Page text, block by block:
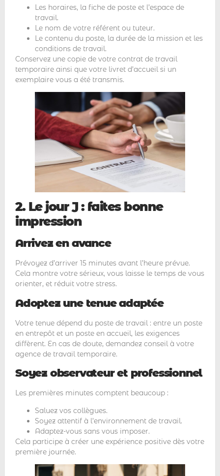
Les horaires, la fiche de poste et l’espace de
travail.
Le nom de votre référent ou tuteur.
Le contenu du poste, la durée de la mission et les
conditions de travail.
Conservez une copie de votre contrat de travail
temporaire ainsi que votre livret d’accueil si un
exemplaire vous a été transmis.
2. Le jour J : faites bonne
impression
Arrivez en avance
Prévoyez d’arriver 15 minutes avant l’heure prévue.
Cela montre votre sérieux, vous laisse le temps de vous
orienter, et réduit votre stress.
Adoptez une tenue adaptée
Votre tenue dépend du poste de travail : entre un poste
en entrepôt et un poste en accueil, les exigences
diffèrent. En cas de doute, demandez conseil à votre
agence de travail temporaire.
Soyez observateur et professionnel
Les premières minutes comptent beaucoup :
Saluez vos collègues.
Soyez attentif à l’environnement de travail.
Adaptez-vous sans vous imposer.
Cela participe à créer une expérience positive dès votre
première journée.